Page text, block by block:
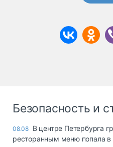
Безопасность и
08.08 В центре Петербурга
ресторанным меню попала